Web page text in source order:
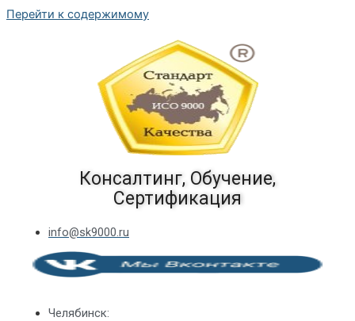
Перейти к содержимому
Консалтинг, Обучение,
Сертификация
info@sk9000.ru
Челябинск: